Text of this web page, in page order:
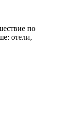
по
отели,